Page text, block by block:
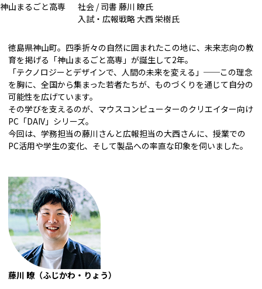
神山まるごと高専
社会 / 司書 藤川 瞭氏
入試・広報戦略 大西 栄樹氏
徳島県神山町。四季折々の自然に囲まれたこの地に、未来志向の教
育を掲げる「神山まるごと高専」が誕生して2年。
「テクノロジーとデザインで、人間の未来を変える」──この理念
を胸に、全国から集まった若者たちが、ものづくりを通じて自分の
可能性を広げています。
その学びを支えるのが、マウスコンピューターのクリエイター向け
PC「DAIV」シリーズ。
今回は、学務担当の藤川さんと広報担当の大西さんに、授業での
PC活用や学生の変化、そして製品への率直な印象を伺いました。
藤川 瞭（ふじかわ・りょう）